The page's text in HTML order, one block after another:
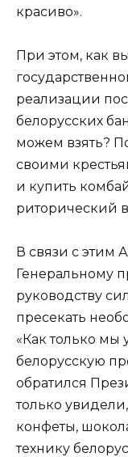
красиво».
При этом, как
реализации
белорусских
можем взять?
своими
и купить
риторический
В связи с этим
Генеральному
руководству
пресекать
«Как только
белорусскую
обратился
только
конфеты,
технику